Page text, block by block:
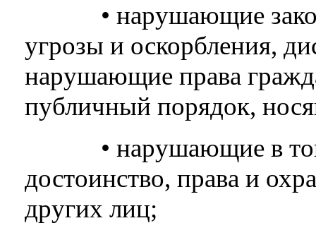
• нарушающие
угрозы и оскорбления,
нарушающие права
публичный порядок,
• нарушающие в той
достоинство, права и
других лиц;